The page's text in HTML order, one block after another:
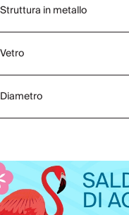
Struttura in metallo
Vetro
Diametro